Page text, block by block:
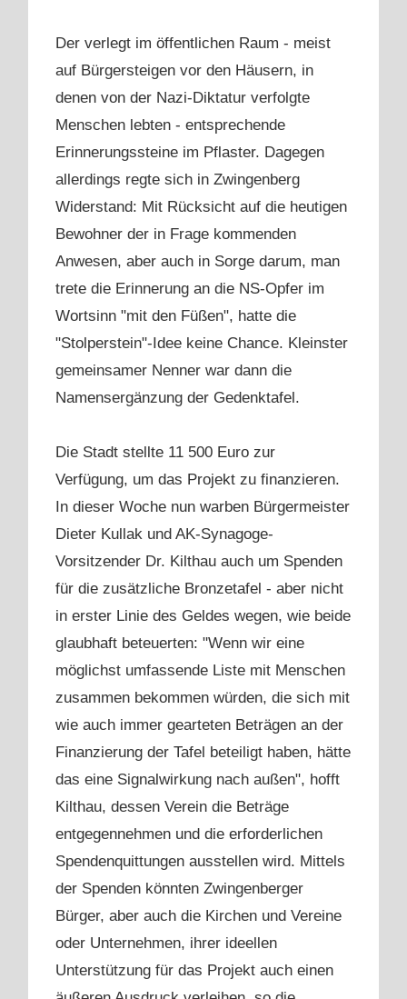
Der verlegt im öffentlichen Raum - meist
auf Bürgersteigen vor den Häusern, in
denen von der Nazi-Diktatur verfolgte
Menschen lebten - entsprechende
Erinnerungssteine im Pflaster. Dagegen
allerdings regte sich in Zwingenberg
Widerstand: Mit Rücksicht auf die heutigen
Bewohner der in Frage kommenden
Anwesen, aber auch in Sorge darum, man
trete die Erinnerung an die NS-Opfer im
Wortsinn "mit den Füßen", hatte die
"Stolperstein"-Idee keine Chance. Kleinster
gemeinsamer Nenner war dann die
Namensergänzung der Gedenktafel.
Die Stadt stellte 11 500 Euro zur
Verfügung, um das Projekt zu finanzieren.
In dieser Woche nun warben Bürgermeister
Dieter Kullak und AK-Synagoge-
Vorsitzender Dr. Kilthau auch um Spenden
für die zusätzliche Bronzetafel - aber nicht
in erster Linie des Geldes wegen, wie beide
glaubhaft beteuerten: "Wenn wir eine
möglichst umfassende Liste mit Menschen
zusammen bekommen würden, die sich mit
wie auch immer gearteten Beträgen an der
Finanzierung der Tafel beteiligt haben, hätte
das eine Signalwirkung nach außen", hofft
Kilthau, dessen Verein die Beträge
entgegennehmen und die erforderlichen
Spendenquittungen ausstellen wird. Mittels
der Spenden könnten Zwingenberger
Bürger, aber auch die Kirchen und Vereine
oder Unternehmen, ihrer ideellen
Unterstützung für das Projekt auch einen